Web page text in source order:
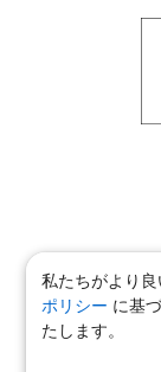
私たちがより良
ポリシー に基
たします。